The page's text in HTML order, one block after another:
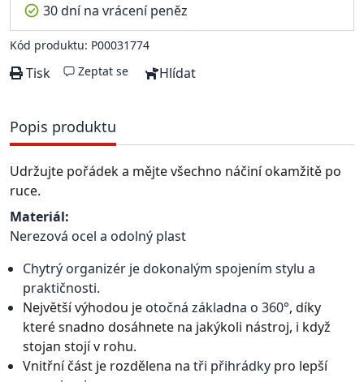
30 dní na vrácení peněz
Kód produktu: P00031774
Tisk Zeptat se Hlídat
Popis produktu
Udržujte pořádek a mějte všechno náčiní okamžitě po
ruce.
Materiál:
Nerezová ocel a odolný plast
Chytrý organizér je dokonalým spojením stylu a
praktičnosti.
Největší výhodou je otočná základna o 360°, díky
které snadno dosáhnete na jakýkoli nástroj, i když
stojan stojí v rohu.
Vnitřní část je rozdělena na tři přihrádky pro lepší